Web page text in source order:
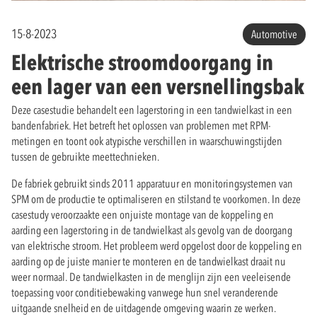
15-8-2023 Automotive
Elektrische stroomdoorgang in
een lager van een versnellingsbak
Deze casestudie behandelt een lagerstoring in een tandwielkast in een
bandenfabriek. Het betreft het oplossen van problemen met RPM-
metingen en toont ook atypische verschillen in waarschuwingstijden
tussen de gebruikte meettechnieken.
De fabriek gebruikt sinds 2011 apparatuur en monitoringsystemen van
SPM om de productie te optimaliseren en stilstand te voorkomen. In deze
casestudy veroorzaakte een onjuiste montage van de koppeling en
aarding een lagerstoring in de tandwielkast als gevolg van de doorgang
van elektrische stroom. Het probleem werd opgelost door de koppeling en
aarding op de juiste manier te monteren en de tandwielkast draait nu
weer normaal. De tandwielkasten in de menglijn zijn een veeleisende
toepassing voor conditiebewaking vanwege hun snel veranderende
uitgaande snelheid en de uitdagende omgeving waarin ze werken.